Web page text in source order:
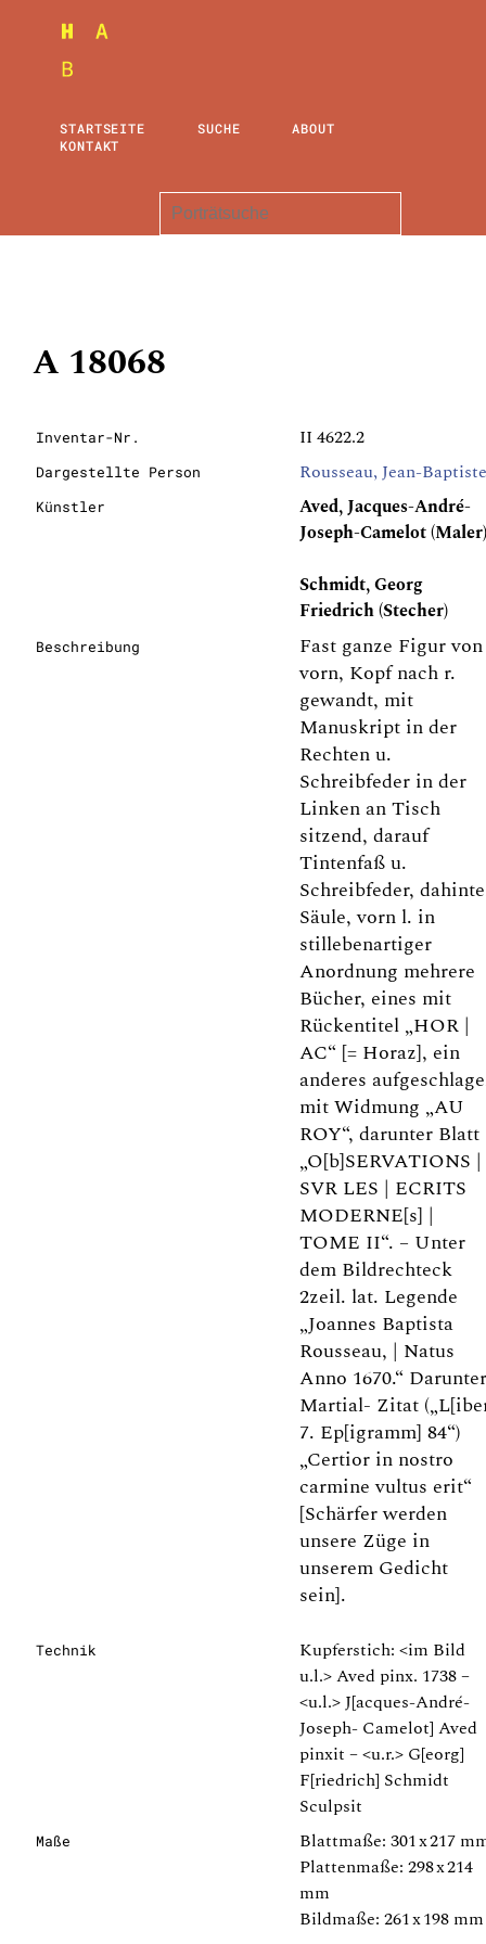
STARTSEITE SUCHE
ABOUT
KONTAKT
A 18068
Inventar-Nr. II 4622.2
Dargestellte Person Rousseau, Jean-Baptiste
Künstler
Aved, Jacques-André-
Joseph-Camelot (Maler)
Schmidt, Georg
Friedrich (Stecher)
Beschreibung
Fast ganze Figur von
vorn, Kopf nach r.
gewandt, mit
Manuskript in der
Rechten u.
Schreibfeder in der
Linken an Tisch
sitzend, darauf
Tintenfaß u.
Schreibfeder,
Säule, vorn l. in
stillebenartiger
Anordnung mehrere
Bücher, eines mit
Rückentitel „HOR |
AC“ [= Horaz], ein
anderes
mit Widmung „AU
ROY“, darunter Blatt
„O[b]SERVATIONS |
SVR LES | ECRITS
MODERNE[s] |
TOME II“. – Unter
dem Bildrechteck
2zeil. lat. Legende
„Joannes Baptista
Rousseau, | Natus
Anno 1670.“ Darunter
Martial- Zitat
7. Ep[igramm] 84“)
„Certior in nostro
carmine vultus erit“
[Schärfer werden
unsere Züge in
unserem Gedicht
sein].
Technik
Kupferstich: <im Bild
u.l.> Aved pinx. 1738 –
<u.l.> J[acques-André-
Joseph- Camelot] Aved
pinxit – <u.r.> G[eorg]
F[riedrich] Schmidt
Sculpsit
Maße
Blattmaße: 301 x 217
Plattenmaße: 298 x 214
mm
Bildmaße: 261 x 198 mm